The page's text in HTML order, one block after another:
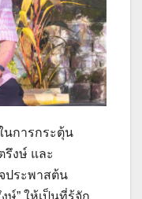
นการกระตุ้น
รึงษ์ และ
ประพาสต้น